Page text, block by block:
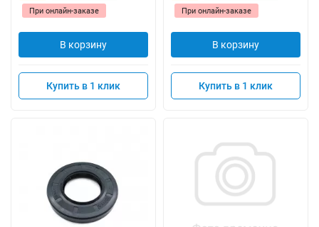
При онлайн-заказе
В корзину
Купить в 1 клик
При онлайн-заказе
В корзину
Купить в 1 клик